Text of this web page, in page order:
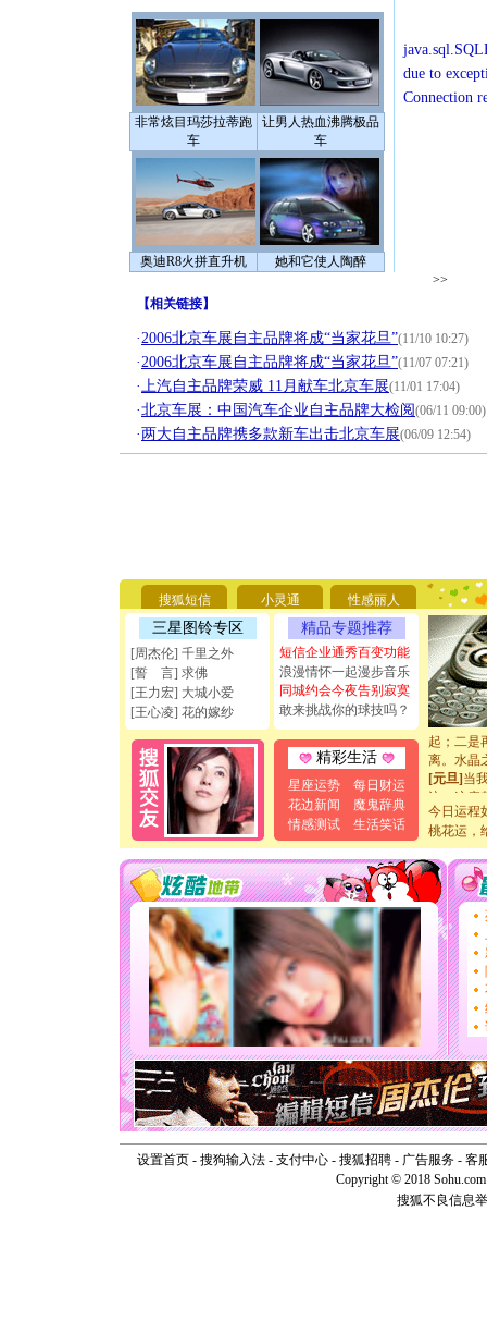
非常炫目玛莎拉蒂跑
车
让男人热血沸腾极品
车
奥迪R8火拼直升机 她和它使人陶醉
due to
Connection
>>
【相关链接】
·2006北京车展自主品牌将成“当家花旦”(11/10 10:27)
·2006北京车展自主品牌将成“当家花旦”(11/07 07:21)
·上汽自主品牌荣威 11月献车北京车展(11/01 17:04)
·北京车展：中国汽车企业自主品牌大检阅(06/11 09:00)
· 两大自主品牌携多款新车出击北京车展(06/09 12:54)
搜狐短信 小灵通 性感丽人
三星图铃专区
[周杰伦] 千里之外
[誓 言] 求佛
[王力宏] 大城小爱
[王心凌] 花的嫁纱
精品专题推荐
短信企业通秀百变功能
浪漫情怀一起漫步音乐
同城约会今夜告别寂寞
敢来挑战你的球技吗？
精彩生活
星座运势
每日财运
花边新闻
魔鬼辞典
情感测试
生活笑话
能正大光
天都要快
[圣诞节]
如意,快
[元旦]看
断电。爱
你是我专
[元旦]如
起；二是
离。水晶
[元旦]当
泣，这痛
卖了。
[春节]风
颜！冬去
道一声平
[春节]传
片叶子
送你一
[圣诞节]
你太多
要平安
[圣诞节]
能正大
天都要快
[圣诞节]
如意,快
[元旦]看
断电。爱
你是我专
[元旦]如
起；二是
离。水晶
[元旦] 当
泣，这痛
今日运程
桃花运，
设置首页- 搜狗输入法- 支付中心- 搜狐招聘- 广告服务- 客
Copyright © 2018
搜狐不良信息